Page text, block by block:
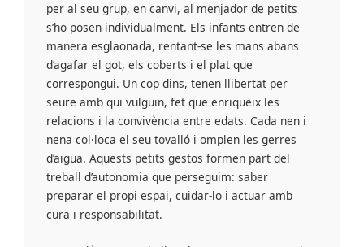
per al seu grup, en canvi, al menjador de petits
s’ho posen individualment. Els infants entren de
manera esglaonada, rentant-se les mans abans
d’agafar el got, els coberts i el plat que
correspongui. Un cop dins, tenen llibertat per
seure amb qui vulguin, fet que enriqueix les
relacions i la convivència entre edats. Cada nen i
nena col·loca el seu tovalló i omplen les gerres
d’aigua. Aquests petits gestos formen part del
treball d’autonomia que perseguim: saber
preparar el propi espai, cuidar-lo i actuar amb
cura i responsabilitat.